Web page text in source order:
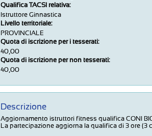
Qualifica TACSI relativa:
Istruttore Ginnastica
Livello territoriale:
PROVINCIALE
Quota di iscrizione per i tesserati:
40,00
Quota di iscrizione per non tesserati:
40,00
Descrizione
Aggiornamento istruttori fitness qualifica CONI
La partecipazione aggiorna la qualifica di 3 ore (3